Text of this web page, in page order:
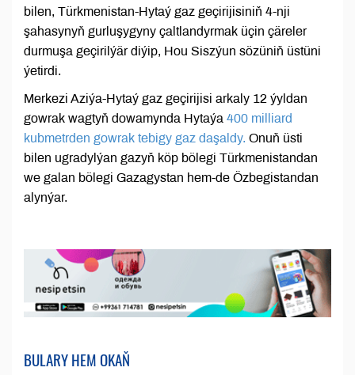
bilen, Türkmenistan-Hytaý gaz geçirijisiniň 4-nji
şahasynyň gurluşygyny çaltlandyrmak üçin çäreler
durmuşa geçirilýär diýip, Hou Siszýun sözüniň üstüni
ýetirdi.
Merkezi Aziýa-Hytaý gaz geçirijisi arkaly 12 ýyldan
gowrak wagtyň dowamynda Hytaýa 400 milliard
kubmetrden gowrak tebigy gaz daşaldy. Onuň üsti
bilen ugradylýan gazyň köp bölegi Türkmenistandan
we galan bölegi Gazagystan hem-de Özbegistandan
alynýar.
BULARY HEM OKAŇ